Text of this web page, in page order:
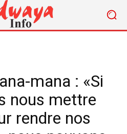
mana : «Si
nous mettre
rendre nos